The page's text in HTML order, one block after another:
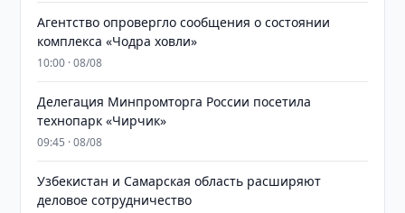
Агентство опровергло сообщения о состоянии
комплекса «Чодра ховли»
10:00 · 08/08
Делегация Минпромторга России посетила
технопарк «Чирчик»
09:45 · 08/08
Узбекистан и Самарская область расширяют
деловое сотрудничество